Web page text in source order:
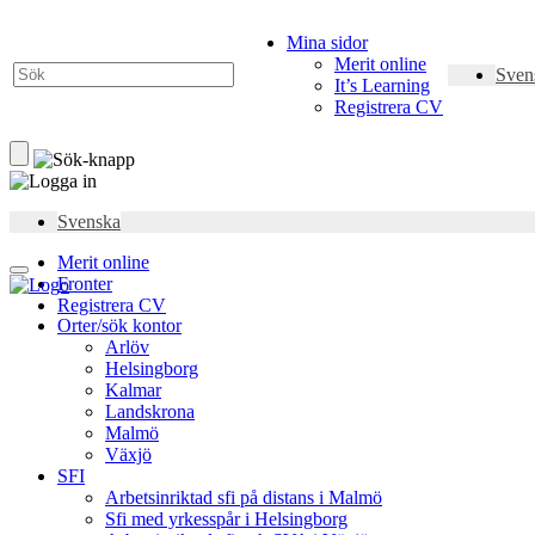
Mina sidor
Merit online
It’s Learning
Registrera CV
Svenska
Merit online
Fronter
Registrera CV
Orter/sök kontor
Arlöv
Helsingborg
Kalmar
Landskrona
Malmö
Växjö
SFI
Arbetsinriktad sfi på distans i Malmö
Sfi med yrkesspår i Helsingborg